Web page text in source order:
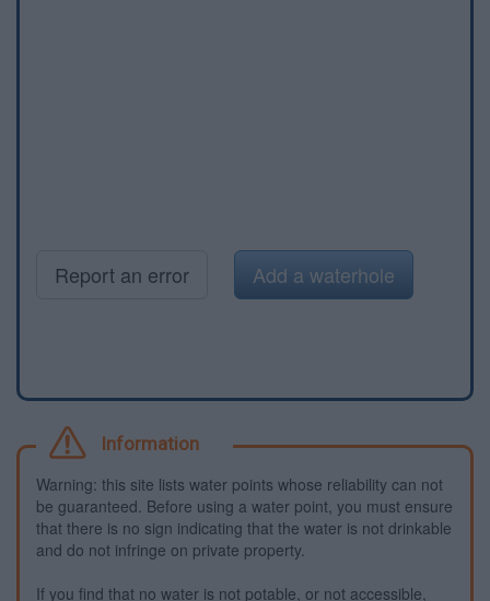
Report an error Add a waterhole
Information
Warning: this site lists water points whose reliability can not
be guaranteed. Before using a water point, you must ensure
that there is no sign indicating that the water is not drinkable
and do not infringe on private property.
If you find that no water is not potable, or not accessible,